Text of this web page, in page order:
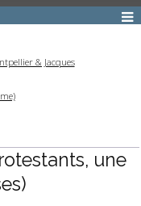
& Jacques
une